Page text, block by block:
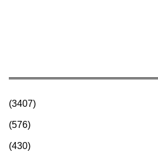
(3407)
(576)
(430)